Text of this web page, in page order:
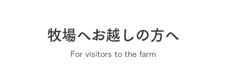
牧場へお越しの方へ
For visitors to the farm